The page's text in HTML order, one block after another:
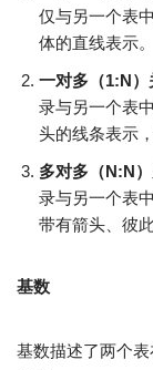
仅与另一个表
体的直线表示。
一对多（1:N）
录与另一个表
头的线条表示
多对多（N:N）
录与另一个表
带有箭头、彼
基数
基数描述了两个